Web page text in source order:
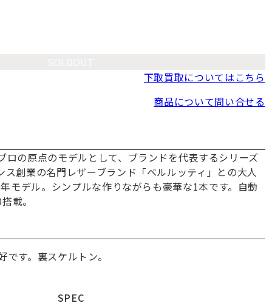
下取買取についてはこちら
商品について問い合せる
ロの原点のモデルとして、ブランドを代表するシリーズ
ス創業の名門レザーブランド「ベルルッティ」との大人
モデル。シンプルな作りながらも豪華な1本です。自動
載。
す。裏スケルトン。
SPEC